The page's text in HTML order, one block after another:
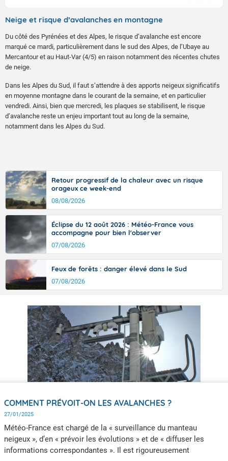
Neige et risque d’avalanches en montagne
Du côté des Pyrénées et des Alpes, le risque d’avalanche est encore
marqué ce mardi, particulièrement dans le sud des Alpes, de l’Ubaye au
Mercantour et au Haut-Var (4/5) en raison notamment des récentes chutes
de neige.
Dans les Alpes du Sud, il faut s’attendre à des apports neigeux significatifs
en moyenne montagne dans le courant de la semaine, et en particulier
vendredi. Ainsi, bien que mercredi, les plaques se stabilisent, le risque
d’avalanche reste un enjeu important tout au long de la semaine,
notamment dans les Alpes du Sud.
Retour progressif de la chaleur avec un risque
orageux ce week-end
08/08/2026
Éclipse du 12 août 2026 : Météo-France vous
accompagne pour bien l'observer
07/08/2026
Feux de forêts : danger élevé dans le Sud
07/08/2026
COMMENT PRÉVOIT-ON LES AVALANCHES ?
27/01/2025
Météo-France est chargé de la « surveillance du manteau
neigeux », d’en « prévoir les évolutions » et de « diffuser les
informations correspondantes ». Il est rigoureusement